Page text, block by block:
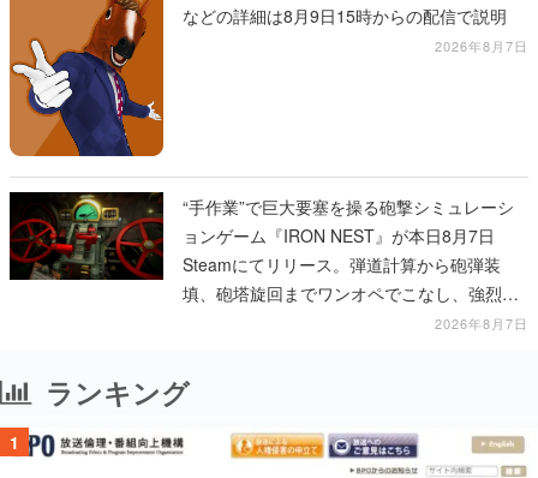
などの詳細は8月9日15時からの配信で説明
2026年8月7日
“手作業”で巨大要塞を操る砲撃シミュレーシ
ョンゲーム『IRON NEST』が本日8月7日
Steamにてリリース。弾道計算から砲弾装
填、砲塔旋回までワンオペでこなし、強烈な
一撃をブチかませるロマンある作品2026年8月7日
ランキング
1